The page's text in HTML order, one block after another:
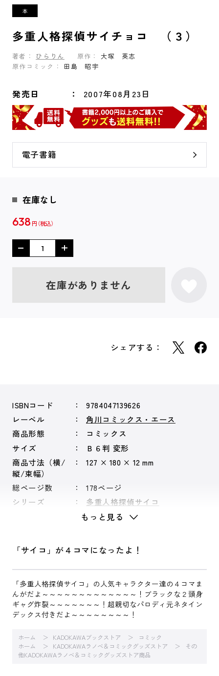
多重人格探偵サイチョコ （３）
著者： ひらりん 原作：
大塚 英志
原作コミック：
田島 昭宇
発売日 2007年08月23日
電子書籍
在庫なし
638 円
在庫がありません
シェアする：
ISBNコード
9784047139626
レーベル
角川コミックス・エース
商品形態
コミックス
サイズ
Ｂ６判 変形
商品寸法（横/
縦/束幅）
127 × 180 × 12 mm
総ページ数
178ページ
シリーズ
多重人格探偵サイコ
もっと見る
「サイコ」が４コマになったよ！
「多重人格探偵サイコ」の人気キャラクター達の４コマま
んがだよ～～～～～～～～～～～～～！ブラックな２頭身
ギャグ炸裂～～～～～～～！超親切なパロディ元ネタイン
デックス付きだよ～～～～～～～～！
ホーム KADOKAWAブックストア
コミック
ホーム
KADOKAWAラノベ＆コミックグッズストア
その
他KADOKAWAラノベ＆コミックグッズストア商品